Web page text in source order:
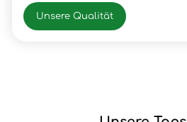
Unsere Qualität